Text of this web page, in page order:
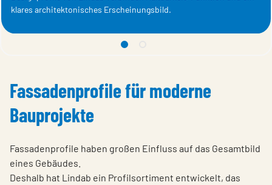
klares architektonisches Erscheinungsbild.
1 Stilreine Fassadenprofile
Fassadenprofile für moderne
Bauprojekte
Fassadenprofile haben großen Einfluss auf das Gesamtbild
eines Gebäudes.
Deshalb hat Lindab ein Profilsortiment entwickelt, das